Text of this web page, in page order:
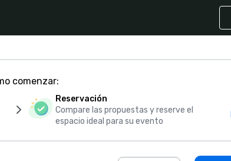
comenzar:
Reservación
Compare las propuestas y reserve el
espacio ideal para su evento